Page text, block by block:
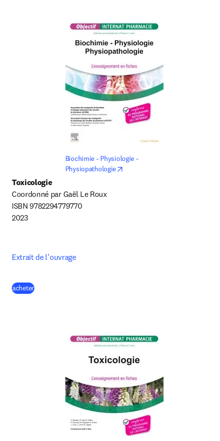
Biochimie - Physiologie -
Physiopathologie
Toxicologie
Coordonné par Gaël Le Roux
ISBN 9782294779770
2023
Extrait de l'ouvrage
acheter(